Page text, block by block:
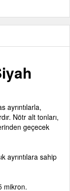
ayrıntılarla,
Nötr alt tonları,
geçecek
ayrıntılara sahip
mikron.